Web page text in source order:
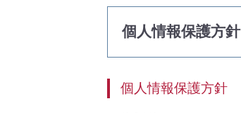
個人情報保護方針
個人情報保護方針